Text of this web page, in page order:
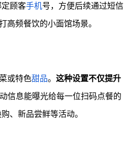
顾客手机号，方便后续通过短信
频餐饮的小面馆场景。
或特色甜品。 这种设置不仅提升
信息能曝光给每一位扫码点餐的
、新品尝鲜等活动。